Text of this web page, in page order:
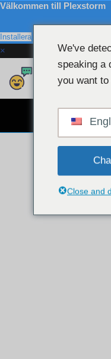
Välkommen till Plexstorm
Installera
×
Hoppa
Plexstorm
GRATIS
We've
speaking a
you want
Close and